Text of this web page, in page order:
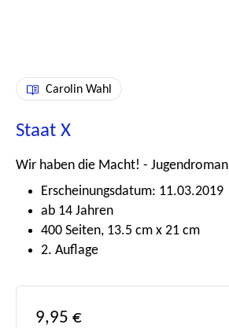
Carolin Wahl
Staat X
Wir haben die Macht! - Jugendroman
Erscheinungsdatum: 11.03.2019
ab 14 Jahren
400 Seiten, 13.5 cm x 21 cm
2. Auflage
Regulärer Preis:
9,95 €